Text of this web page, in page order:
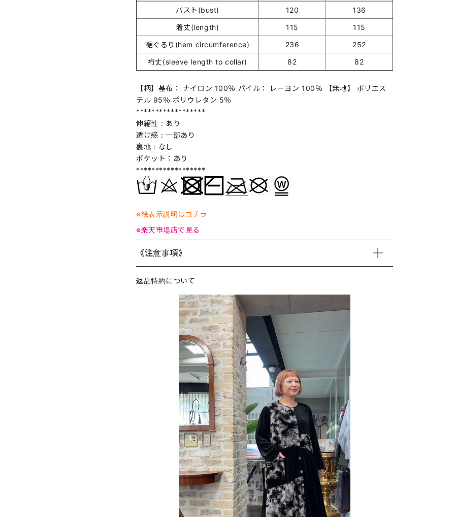
バスト(bust)
120
136
着丈(length)
115
115
裾ぐるり(hem circumference)
236
252
裄丈(sleeve length to collar)
82 82
【柄】基布： ナイロン 100％ パイル： レーヨン 100％ 【無地】 ポリエス
テル 95％ ポリウレタン 5％
******************
伸縮性：あり
透け感：一部あり
裏地：なし
ポケット：あり
******************
※絵表示説明はコチラ
※楽天市場店で見る
《注意事項》
返品特約について